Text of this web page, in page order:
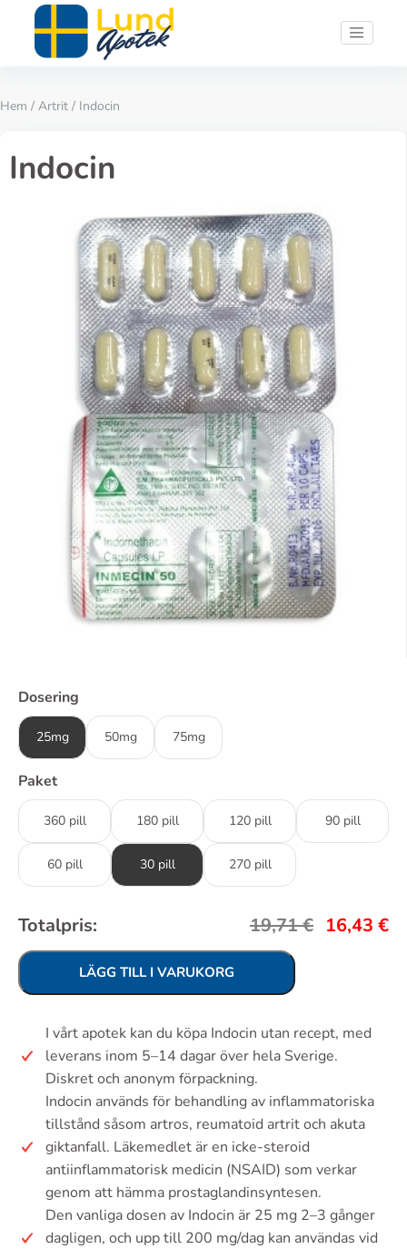
Hem / Artrit / Indocin
Indocin
Dosering
25mg 50mg 75mg
Paket
360 pill 180 pill 120 pill 90 pill
60 pill 30 pill 270 pill
Totalpris: 19,71€ 16,43 €
LÄGG TILL I VARUKORG
I vårt apotek kan du köpa Indocin utan recept, med
leverans inom 5–14 dagar över hela Sverige.
Diskret och anonym förpackning.
Indocin används för behandling av inflammatoriska
tillstånd såsom artros, reumatoid artrit och akuta
giktanfall. Läkemedlet är en icke-steroid
antiinflammatorisk medicin (NSAID) som verkar
genom att hämma prostaglandinsyntesen.
Den vanliga dosen av Indocin är 25 mg 2–3 gånger
dagligen, och upp till 200 mg/dag kan användas vid